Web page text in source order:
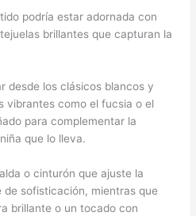
podría estar adornada con
brillantes que capturan la
desde los clásicos blancos y
vibrantes como el fucsia o el
para complementar la
que lo lleva.
o cinturón que ajuste la
sofisticación, mientras que
brillante o un tocado con